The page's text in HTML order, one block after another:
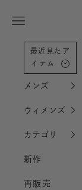
メニューを開く
最近見たア
イテム
メンズ
ウィメンズ
カテゴリ
新作
再販売